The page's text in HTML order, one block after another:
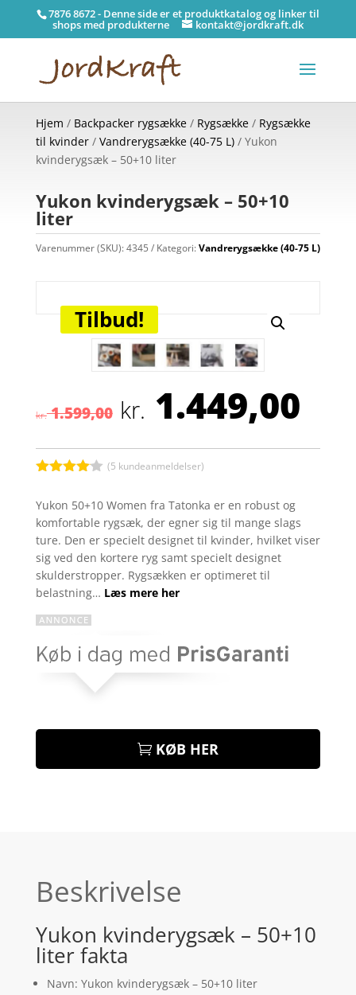
7876 8672 - Denne side er et produktkatalog og linker til
shops med produkterne kontakt@jordkraft.dk
Hjem / Backpacker rygsække/ Rygsække/ Rygsække
til kvinder/ Vandrerygsække (40-75 L)/ Yukon
kvinderygsæk – 50+10 liter
Yukon kvinderygsæk – 50+10
liter
Varenummer (SKU):4345 Kategori:Vandrerygsække (40-75 L)
Tilbud!
kr.1.599,00 Den
oprindelige
pris
var:
kr. 1.599,00.
kr. 1.449,00Den
pris
er:
ud af 5
baseret
på
kundebed
ømmelse
r
(5 kundeanmeldelser)
Yukon 50+10 Women fra Tatonka er en robust og
komfortable rygsæk, der egner sig til mange slags
ture. Den er specielt designet til kvinder, hvilket viser
sig ved den kortere ryg samt specielt designet
skulderstropper. Rygsækken er optimeret til
belastning… Læs mere her
KØB HER
Beskrivelse
Yukon kvinderygsæk – 50+10
liter fakta
Navn: Yukon kvinderygsæk – 50+10 liter